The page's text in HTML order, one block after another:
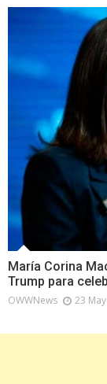
María Corina
Trump para
OWWNews 23